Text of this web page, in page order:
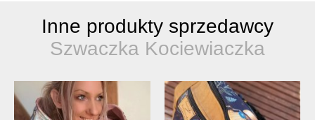
Inne produkty sprzedawcy
Szwaczka Kociewiaczka